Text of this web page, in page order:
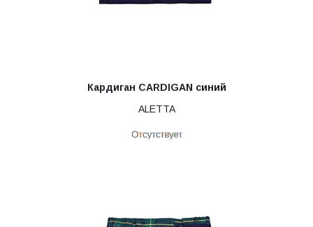
Кардиган CARDIGAN синий
ALETTA